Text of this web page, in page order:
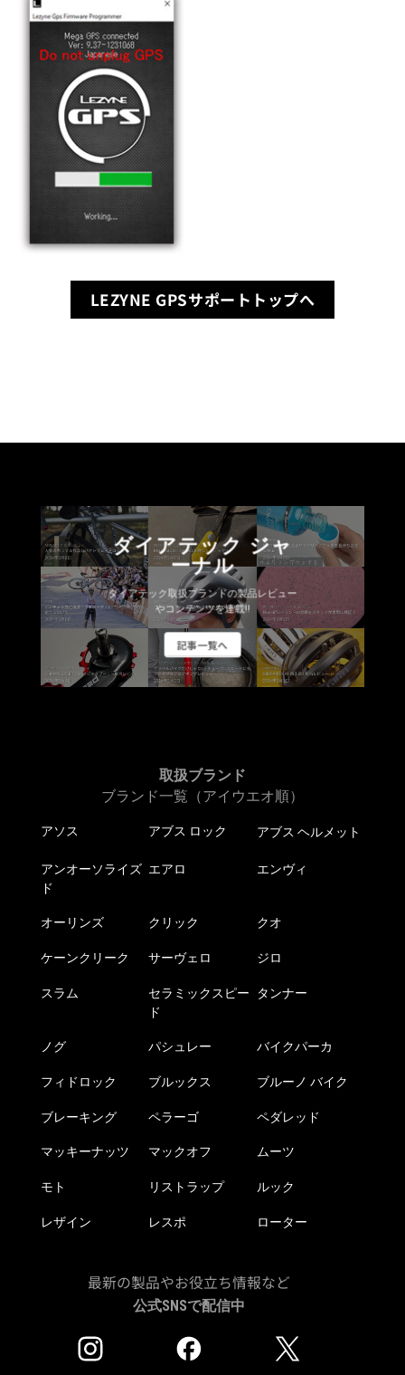
LEZYNE GPSサポートトップへ
ダイアテック ジャ
ーナル
ダイアテック取扱ブランドの製品レビュー
やコンテンツを連載!!
記事一覧へ
取扱ブランド
ブランド一覧（アイウエオ順）
アソス アブス ロック アブス ヘルメット
アンオーソライズ
ド
エアロ エンヴィ
オーリンズ クリック クオ
ケーンクリーク サーヴェロ ジロ
スラム
セラミックスピー
ド
タンナー
ノグ パシュレー バイクパーカ
フィドロック ブルックス ブルーノ バイク
ブレーキング ペラーゴ ペダレッド
マッキーナッツ マックオフ ムーツ
モト リストラップ ルック
レザイン レスポ ローター
最新の製品やお役立ち情報など
公式SNSで配信中